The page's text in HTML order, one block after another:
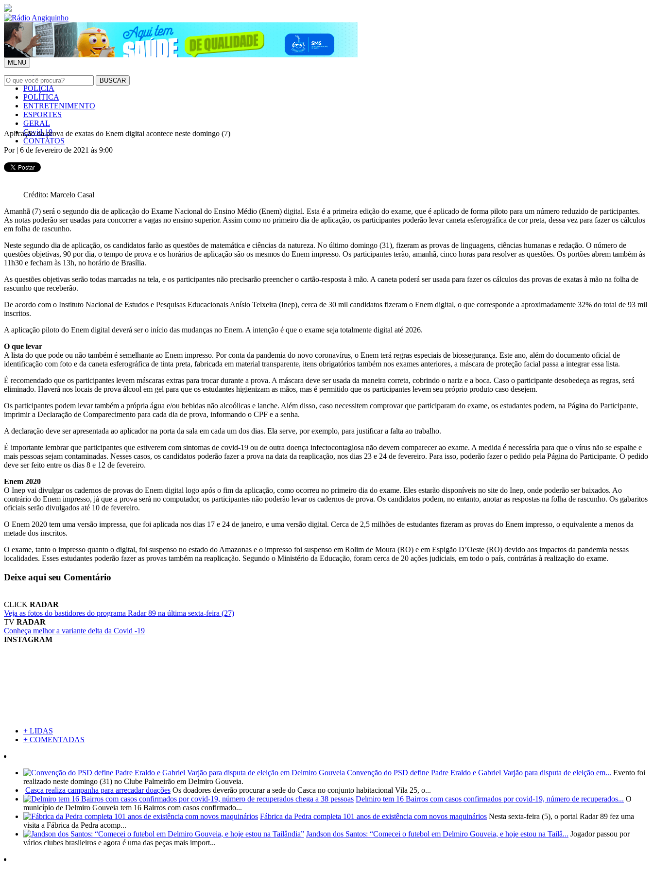
MENU
INÍCIO
POLÍCIA
POLÍTICA
ENTRETENIMENTO
ESPORTES
GERAL
Covid-19
CONTATOS
Aplicação da prova de exatas do Enem digital acontece neste domingo (7)
Por | 6 de fevereiro de 2021 às 9:00
Crédito: Marcelo Casal
Amanhã (7) será o segundo dia de aplicação do Exame Nacional do Ensino Médio (Enem) digital. Esta é a primeira edição do exame, que é aplicado de forma piloto para um número reduzido de participantes.
As notas poderão ser usadas para concorrer a vagas no ensino superior. Assim como no primeiro dia de aplicação, os participantes poderão levar caneta esferográfica de cor preta, dessa vez para fazer os cálculos
em folha de rascunho.
Neste segundo dia de aplicação, os candidatos farão as questões de matemática e ciências da natureza. No último domingo (31), fizeram as provas de linguagens, ciências humanas e redação. O número de
questões objetivas, 90 por dia, o tempo de prova e os horários de aplicação são os mesmos do Enem impresso. Os participantes terão, amanhã, cinco horas para resolver as questões. Os portões abrem também às
11h30 e fecham às 13h, no horário de Brasília.
As questões objetivas serão todas marcadas na tela, e os participantes não precisarão preencher o cartão-resposta à mão. A caneta poderá ser usada para fazer os cálculos das provas de exatas à mão na folha de
rascunho que receberão.
De acordo com o Instituto Nacional de Estudos e Pesquisas Educacionais Anísio Teixeira (Inep), cerca de 30 mil candidatos fizeram o Enem digital, o que corresponde a aproximadamente 32% do total de 93 mil
inscritos.
A aplicação piloto do Enem digital deverá ser o início das mudanças no Enem. A intenção é que o exame seja totalmente digital até 2026.
O que levar
A lista do que pode ou não também é semelhante ao Enem impresso. Por conta da pandemia do novo coronavírus, o Enem terá regras especiais de biossegurança. Este ano, além do documento oficial de
identificação com foto e da caneta esferográfica de tinta preta, fabricada em material transparente, itens obrigatórios também nos exames anteriores, a máscara de proteção facial passa a integrar essa lista.
É recomendado que os participantes levem máscaras extras para trocar durante a prova. A máscara deve ser usada da maneira correta, cobrindo o nariz e a boca. Caso o participante desobedeça as regras, será
eliminado. Haverá nos locais de prova álcool em gel para que os estudantes higienizam as mãos, mas é permitido que os participantes levem seu próprio produto caso desejem.
Os participantes podem levar também a própria água e/ou bebidas não alcoólicas e lanche. Além disso, caso necessitem comprovar que participaram do exame, os estudantes podem, na Página do Participante,
imprimir a Declaração de Comparecimento para cada dia de prova, informando o CPF e a senha.
A declaração deve ser apresentada ao aplicador na porta da sala em cada um dos dias. Ela serve, por exemplo, para justificar a falta ao trabalho.
É importante lembrar que participantes que estiverem com sintomas de covid-19 ou de outra doença infectocontagiosa não devem comparecer ao exame. A medida é necessária para que o vírus não se espalhe e
mais pessoas sejam contaminadas. Nesses casos, os candidatos poderão fazer a prova na data da reaplicação, nos dias 23 e 24 de fevereiro. Para isso, poderão fazer o pedido pela Página do Participante. O pedido
deve ser feito entre os dias 8 e 12 de fevereiro.
Enem 2020
O Inep vai divulgar os cadernos de provas do Enem digital logo após o fim da aplicação, como ocorreu no primeiro dia do exame. Eles estarão disponíveis no site do Inep, onde poderão ser baixados. Ao
contrário do Enem impresso, já que a prova será no computador, os participantes não poderão levar os cadernos de prova. Os candidatos podem, no entanto, anotar as respostas na folha de rascunho. Os gabaritos
oficiais serão divulgados até 10 de fevereiro.
O Enem 2020 tem uma versão impressa, que foi aplicada nos dias 17 e 24 de janeiro, e uma versão digital. Cerca de 2,5 milhões de estudantes fizeram as provas do Enem impresso, o equivalente a menos da
metade dos inscritos.
O exame, tanto o impresso quanto o digital, foi suspenso no estado do Amazonas e o impresso foi suspenso em Rolim de Moura (RO) e em Espigão D’Oeste (RO) devido aos impactos da pandemia nessas
localidades. Esses estudantes poderão fazer as provas também na reaplicação. Segundo o Ministério da Educação, foram cerca de 20 ações judiciais, em todo o país, contrárias à realização do exame.
Deixe aqui seu Comentário
CLICK RADAR
Veja as fotos do bastidores do programa Radar 89 na última sexta-feira (27)
TV RADAR
Conheça melhor a variante delta da Covid -19
INSTAGRAM
+ LIDAS
+ COMENTADAS
Convenção do PSD define Padre Eraldo e Gabriel Varjão para disputa de eleição em... Evento foi
realizado neste domingo (31) no Clube Palmeirão em Delmiro Gouveia.
Casca realiza campanha para arrecadar doações Os doadores deverão procurar a sede do Casca no conjunto habitacional Vila 25, o...
Delmiro tem 16 Bairros com casos confirmados por covid-19, número de recuperados... O
município de Delmiro Gouveia tem 16 Bairros com casos confirmado...
Fábrica da Pedra completa 101 anos de existência com novos maquinários Nesta sexta-feira (5), o portal Radar 89 fez uma
visita a Fábrica da Pedra acomp...
Jandson dos Santos: “Comecei o futebol em Delmiro Gouveia, e hoje estou na Tailâ... Jogador passou por
vários clubes brasileiros e agora é uma das peças mais import...